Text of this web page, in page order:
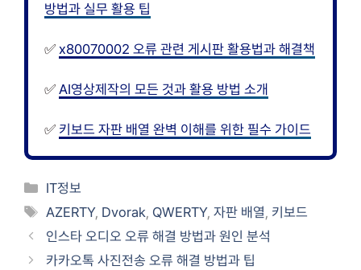
방법과 실무 활용 팁
✅ x80070002 오류 관련 게시판 활용법과 해결책
✅ AI영상제작의 모든 것과 활용 방법 소개
✅ 키보드 자판 배열 완벽 이해를 위한 필수 가이드
카
테
리
IT정보
태
그
AZERTY, Dvorak, QWERTY,자판 배열, 키보드
인스타 오디오 오류 해결 방법과 원인 분석
카카오톡 사진전송 오류 해결 방법과 팁